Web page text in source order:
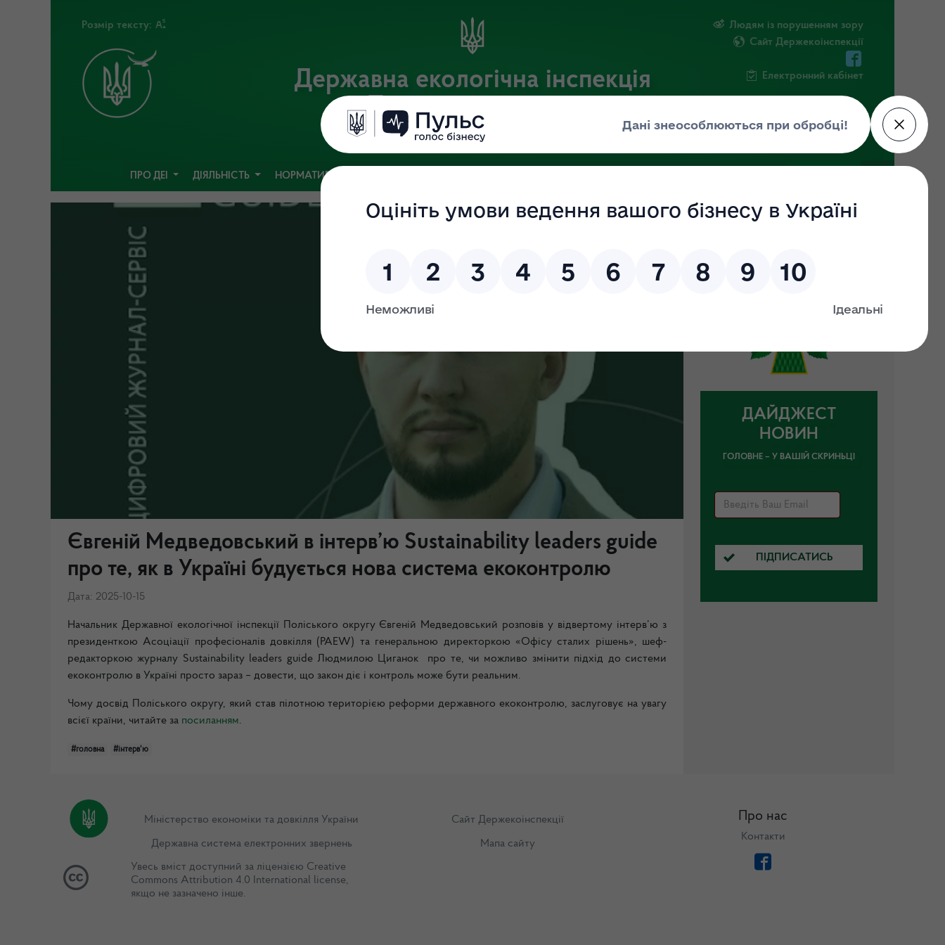
Розмір тексту:
Державна екологічна інспекція
Поліського округу
Офіційний веб-портал
Людям із порушенням зору
Сайт Держекоінспекції
Електронний кабінет
ПРО ДЕІ ДІЯЛЬНІСТЬ НОРМАТИВНА БАЗА
Євгеній Медведовський в інтерв’ю Sustainability leaders guide
про те, як в Україні будується нова система екоконтролю
Дата: 2025-10-15
Начальник Державної екологічної інспекції Поліського округу Євгеній Медведовський розповів у відвертому інтерв’ю з
президенткою Асоціації професіоналів довкілля (PAEW) та генеральною директоркою «Офісу сталих рішень», шеф-
редакторкою журналу Sustainability leaders guide Людмилою Циганок про те, чи можливо змінити підхід до системи
екоконтролю в Україні просто зараз – довести, що закон діє і контроль може бути реальним.
Чому досвід Поліського округу, який став пілотною територією реформи державного екоконтролю, заслуговує на увагу
всієї країни, читайте за посиланням.
#головна #інтерв'ю
ДАЙДЖЕСТ
НОВИН
ГОЛОВНЕ – У ВАШІЙ СКРИНЬЦІ
ПІДПИСАТИСЬ
Міністерство економіки та довкілля України
Державна система електронних звернень
Увесь вміст доступний за ліцензією Creative
Commons Attribution 4.0 International license,
якщо не зазначено інше.
Сайт Держекоінспекції
Мапа сайту
Про нас
Контакти